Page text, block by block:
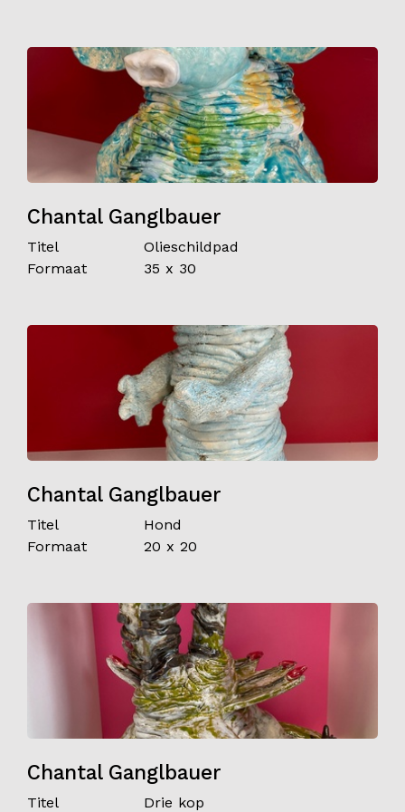
Chantal Ganglbauer
Titel
Olieschildpad
Formaat
35 x 30
Chantal Ganglbauer
Titel
Hond
Formaat
20 x 20
Chantal Ganglbauer
Titel
Drie kop